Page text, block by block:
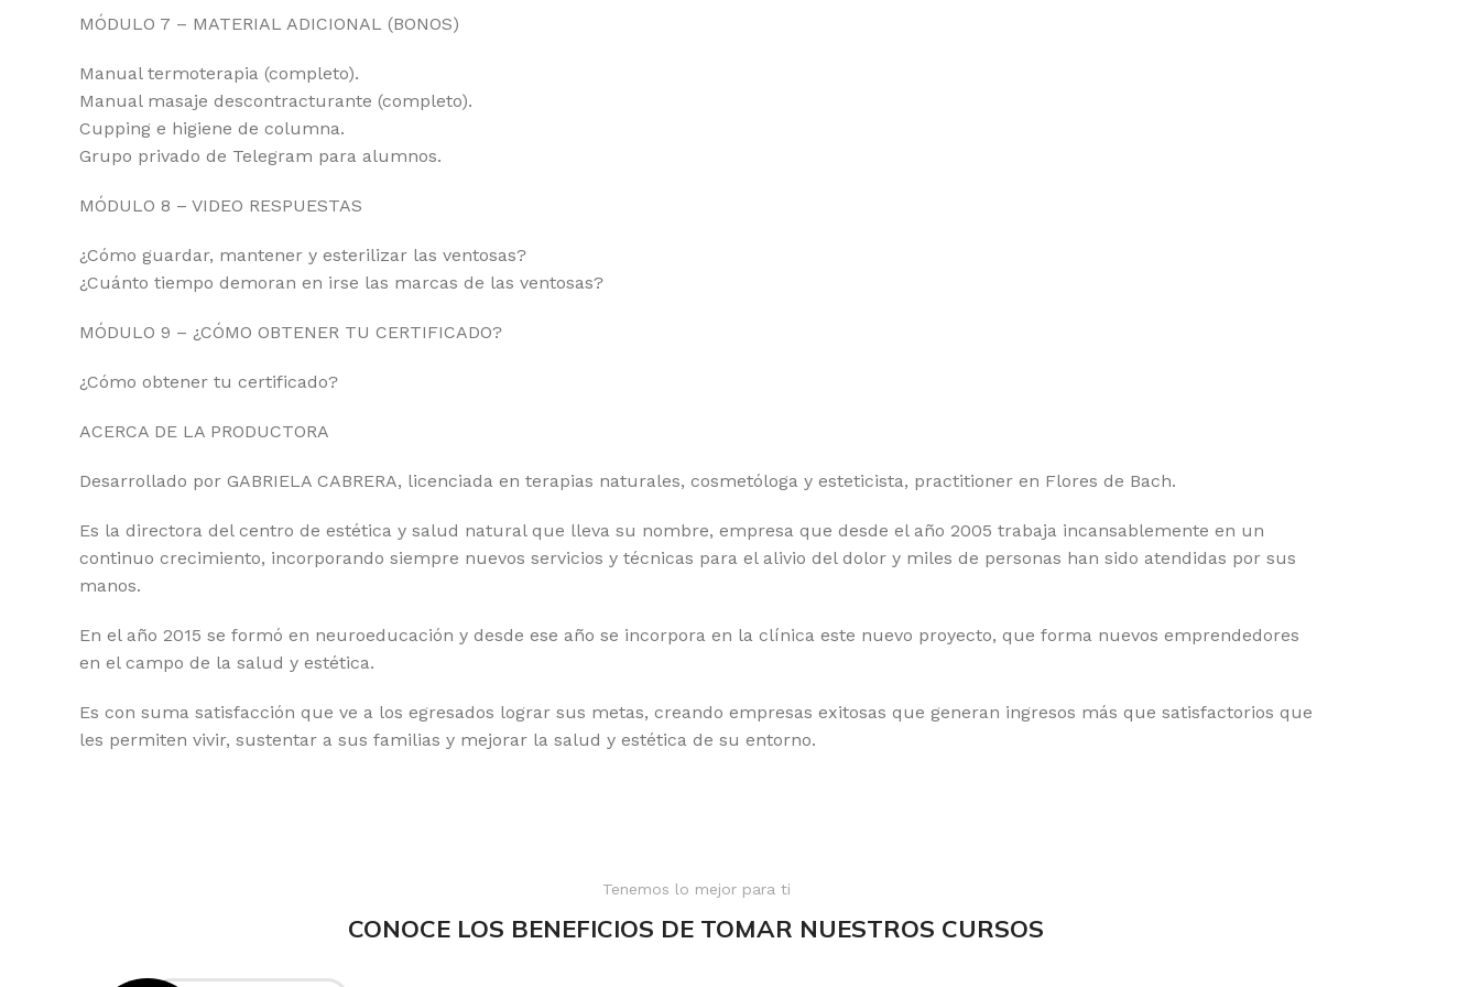
MÓDULO 7 – MATERIAL ADICIONAL (BONOS)
Manual termoterapia (completo).
Manual masaje descontracturante (completo).
Cupping e higiene de columna.
Grupo privado de Telegram para alumnos.
MÓDULO 8 – VIDEO RESPUESTAS
¿Cómo guardar, mantener y esterilizar las ventosas?
¿Cuánto tiempo demoran en irse las marcas de las ventosas?
MÓDULO 9 – ¿CÓMO OBTENER TU CERTIFICADO?
¿Cómo obtener tu certificado?
ACERCA DE LA PRODUCTORA
Desarrollado por GABRIELA CABRERA, licenciada en terapias naturales, cosmetóloga y esteticista, practitioner en Flores de Bach.
Es la directora del centro de estética y salud natural que lleva su nombre, empresa que desde el año 2005 trabaja incansablemente en un
continuo crecimiento, incorporando siempre nuevos servicios y técnicas para el alivio del dolor y miles de personas han sido atendidas por sus
manos.
En el año 2015 se formó en neuroeducación y desde ese año se incorpora en la clínica este nuevo proyecto, que forma nuevos emprendedores
en el campo de la salud y estética.
Es con suma satisfacción que ve a los egresados lograr sus metas, creando empresas exitosas que generan ingresos más que satisfactorios que
les permiten vivir, sustentar a sus familias y mejorar la salud y estética de su entorno.
Tenemos lo mejor para ti
CONOCE LOS BENEFICIOS DE TOMAR NUESTROS CURSOS